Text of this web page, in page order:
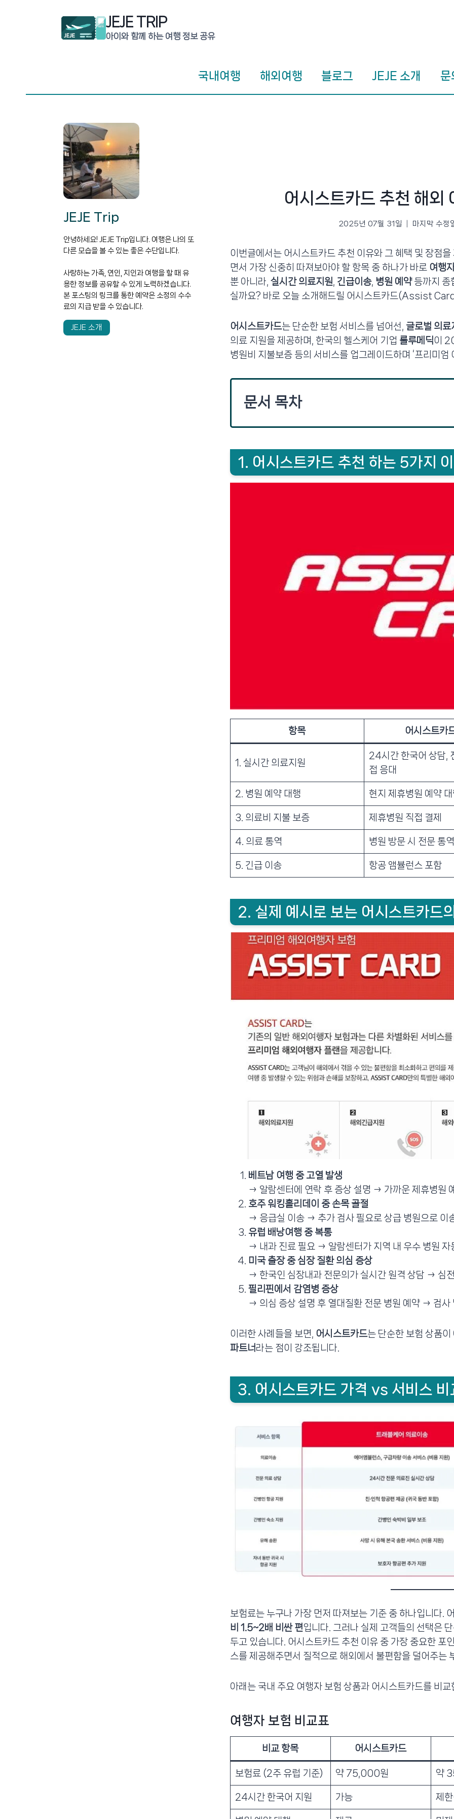
JEJE TRIP
아이와 함께 하는 여행 정보 공유
국내여행 해외여행 블로그 JEJE 소개 문
어시스트카드 추천 해외
2025년 07월 31일 마지막 수정
이번글에서는 어시스트카드 추천 이유와 그 혜택 및 장점
면서 가장 신중히 따져보아야 할 항목 중 하나가 바로 여행
뿐 아니라, 실시간 의료지원, 긴급이송, 병원 예약등까지 종
실까요? 바로 오늘 소개해드릴 어시스트카드(Assist
어시스트카드는 단순한 보험 서비스를 넘어선, 글로벌 의료
의료 지원을 제공하며, 한국의 헬스케어 기업 룰루메딕이
병원비 지불보증 등의 서비스를 업그레이드하며 ‘프리미엄
문서 목차
1. 어시스트카드 추천 하는 5가지
항목 어시스트카
1. 실시간 의료지원
24시간 한국어 상담,
접 응대
2. 병원 예약 대행 현지 제휴병원 예약
3. 의료비 지불 보증 제휴병원 직접 결제
4. 의료 통역 병원 방문 시 전문 통
5. 긴급 이송 항공 앰뷸런스 포함
2. 실제 예시로 보는 어시스트카드
베트남 여행 중 고열 발생
→ 알람센터에 연락 후 증상 설명 → 가까운 제휴병원
호주 워킹홀리데이 중 손목 골절
→ 응급실 이송 → 추가 검사 필요로 상급 병원으로 이
유럽 배낭여행 중 복통
→ 내과 진료 필요 → 알람센터가 지역 내 우수 병원
미국 출장 중 심장 질환 의심 증상
→ 한국인 심장내과 전문의가 실시간 원격 상담 → 심
필리핀에서 감염병 증상
→ 의심 증상 설명 후 열대질환 전문 병원 예약 → 검사
이러한 사례들을 보면, 어시스트카드는 단순한 보험 상품
파트너 라는 점이 강조됩니다.
3. 어시스트카드 가격 vs 서비스 비
보험료는 누구나 가장 먼저 따져보는 기준 중 하나입니다.
비 1.5~2배 비싼 편입니다. 그러나 실제 고객들의 선택은
두고 있습니다. 어시스트카드 추천 이유 중 가장 중요한 포
스를 제공해주면서 질적으로 해외에서 불편함을 덜어주는
아래는 국내 주요 여행자 보험 상품과 어시스트카드를 비교
여행자 보험 비교표
비교 항목 어시스트카드
보험료 (2주 유럽 기준) 약 75,000원 약
24시간 한국어 지원 가능 제
JEJE Trip
안녕하세요! JEJE Trip입니다. 여행은 나의 또
다른 모습을 볼 수 있는 좋은 수단입니다.
사랑하는 가족, 연인, 지인과 여행을 할 때 유
용한 정보를 공유할 수 있게 노력하겠습니다.
본 포스팅의 링크를 통한 예약은 소정의 수수
료의 지급 받을 수 있습니다.
JEJE 소개